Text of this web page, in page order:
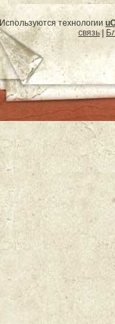
Используются технологии
связь